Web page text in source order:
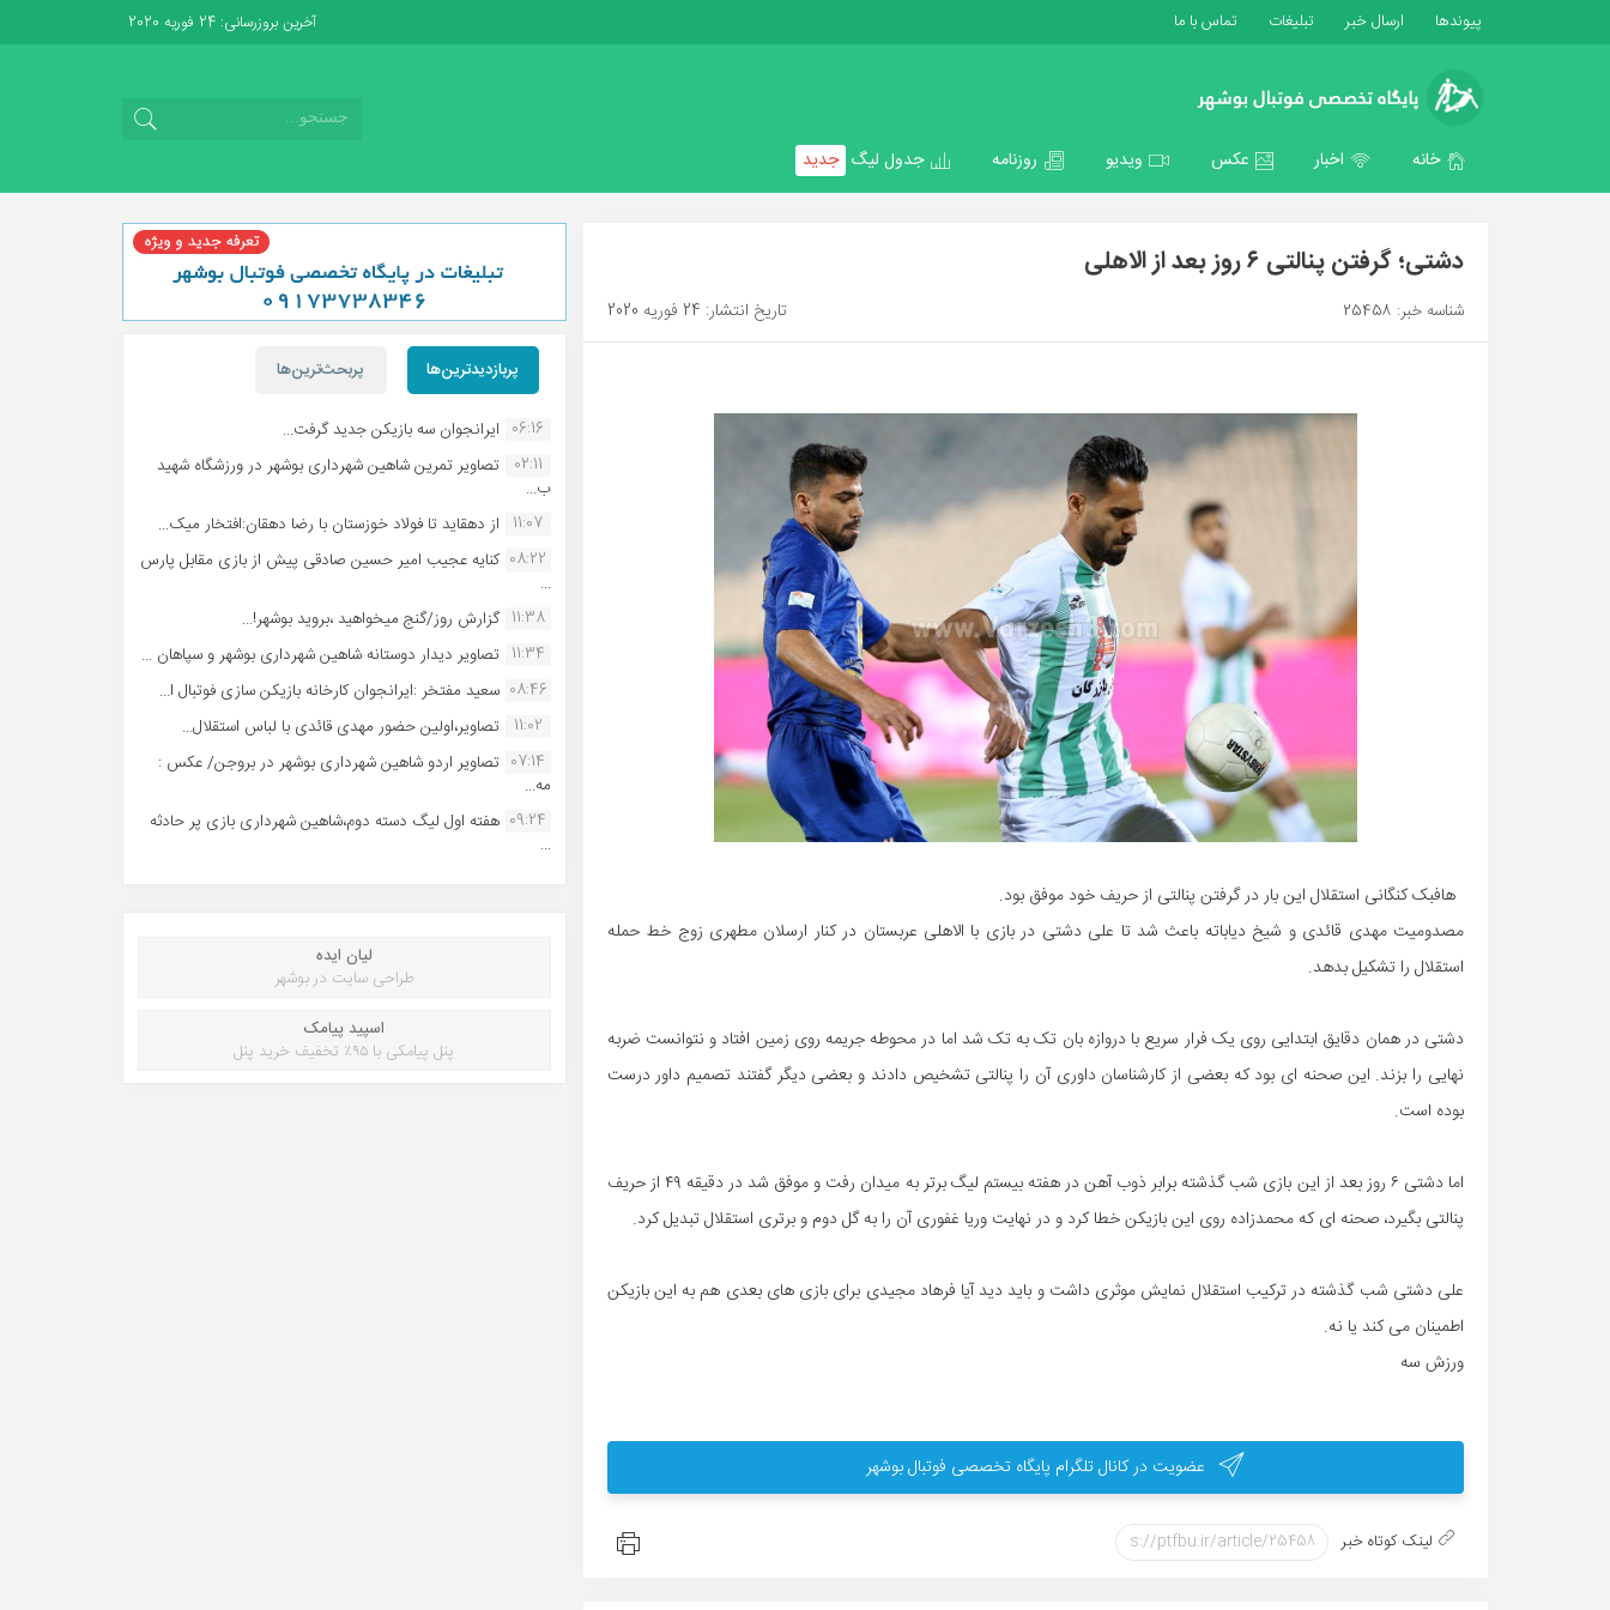
پیوندها ارسال خبر تبلیغات تماس با ما آخرین بروزرسانی: 24 فوریه 2020
خانه اخبار عکس ویدیو روزنامه جدول لیگ جدید
دشتی؛ گرفتن پنالتی ۶ روز بعد از الاهلی
شناسه خبر: 25458 تاریخ انتشار: 24 فوریه 2020
هافبک کنگانی استقلال این بار در گرفتن پنالتی از حریف خود موفق بود.
مصدومیت مهدی قائدی و شیخ دیاباته باعث شد تا علی دشتی در بازی با الاهلی عربستان در کنار ارسلان مطهری زوج خط حمله
استقلال را تشکیل بدهد.
دشتی در همان دقایق ابتدایی روی یک فرار سریع با دروازه بان تک به تک شد اما در محوطه جریمه روی زمین افتاد و نتوانست ضربه
نهایی را بزند. این صحنه ای بود که بعضی از کارشناسان داوری آن را پنالتی تشخیص دادند و بعضی دیگر گفتند تصمیم داور درست
بوده است.
اما دشتی ۶ روز بعد از این بازی شب گذشته برابر ذوب آهن در هفته بیستم لیگ برتر به میدان رفت و موفق شد در دقیقه ۴٩ از حریف
پنالتی بگیرد، صحنه ای که محمدزاده روی این بازیکن خطا کرد و در نهایت وریا غفوری آن را به گل دوم و برتری استقلال تبدیل کرد.
علی دشتی شب گذشته در ترکیب استقلال نمایش موثری داشت و باید دید آیا فرهاد مجیدی برای بازی های بعدی هم به این بازیکن
اطمینان می کند یا نه.
ورزش سه
عضویت در کانال تلگرام پایگاه تخصصی فوتبال بوشهر
لینک کوتاه خبر
پربازدیدترین‌ها پربحث‌ترین‌ها
06:16 ایرانجوان سه بازیکن جدید گرفت...
02:11
تصاویر تمرین شاهین شهردارى بوشهر در ورزشگاه شهید
ب...
11:07 از دهقاید تا فولاد خوزستان با رضا دهقان:افتخار میک...
08:22 کنایه عجیب امیر حسین صادقی پیش از بازی مقابل پارس
...
11:38 گزارش روز/گنج میخواهید ،بروید بوشهر!...
11:34 تصاویر دیدار دوستانه شاهین شهردارى بوشهر و سپاهان ...
08:46 سعید مفتخر :ایرانجوان کارخانه بازیکن سازی فوتبال ا...
11:02
تصاویر،اولین حضور مهدی قائدی با لباس استقلال...
07:14 تصاویر اردو شاهین شهرداری بوشهر در بروجن/ عکس :
مه...
09:24 هفته اول لیگ دسته دوم،شاهین شهرداری بازی پر حادثه
...
لیان ایده
طراحی سایت در بوشهر
اسپید پیامک
پنل پیامکی با ۹۵٪ تخفیف خرید پنل